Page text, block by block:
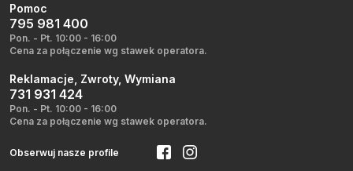
Pomoc
795 981 400
Pon. - Pt. 10:00 - 16:00
Cena za połączenie wg stawek operatora.
Reklamacje, Zwroty, Wymiana
731 931 424
Pon. - Pt. 10:00 - 16:00
Cena za połączenie wg stawek operatora.
Obserwuj nasze profile